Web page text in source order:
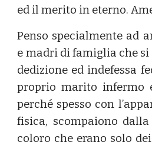
ed il merito in eterno.
Penso specialmente ad
e madri di famiglia che si
dedizione ed indefessa
proprio marito infermo
perché spesso con
fisica, scompaiono
coloro che erano solo